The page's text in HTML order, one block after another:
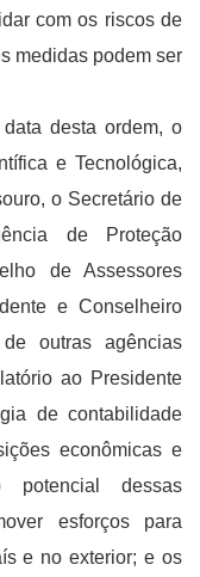
com os riscos de
medidas podem ser
desta ordem, o
e Tecnológica,
o Secretário de
de Proteção
de Assessores
e Conselheiro
outras agências
ao Presidente
de contabilidade
econômicas e
dessas
esforços para
e no exterior; e os